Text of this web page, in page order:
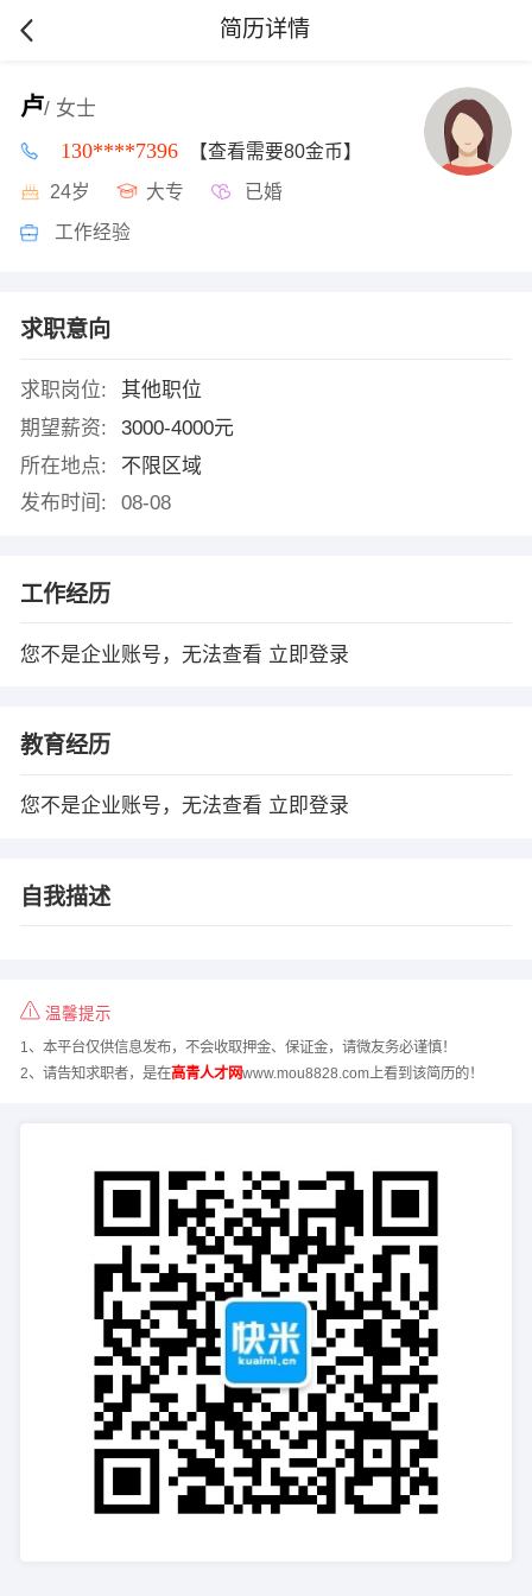
简历详情
卢/ 女士
130****7396 【查看需要80金币】
24岁 大专 已婚
工作经验
求职意向
求职岗位:
其他职位
期望薪资:
3000-4000元
所在地点:
不限区域
发布时间:
08-08
工作经历
您不是企业账号，无法查看 立即登录
教育经历
您不是企业账号，无法查看 立即登录
自我描述
温馨提示
1、本平台仅供信息发布，不会收取押金、保证金，请微友务必谨慎！
2、请告知求职者，是在高青人才网www.mou8828.com上看到该简历的！